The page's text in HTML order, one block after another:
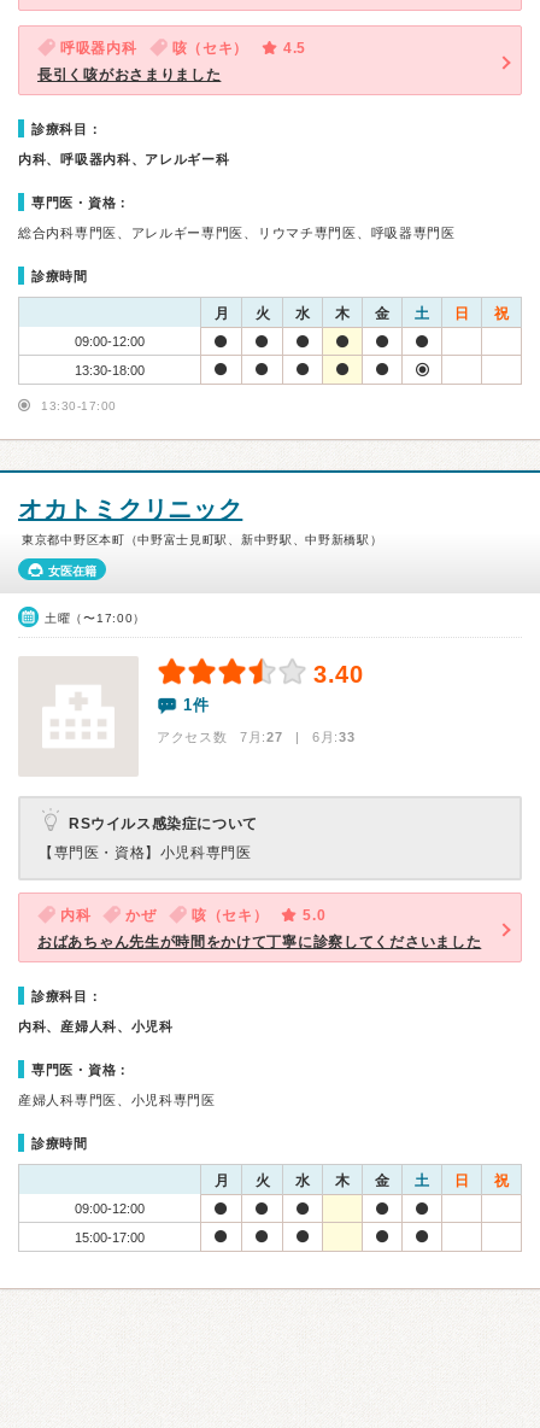
呼吸器内科 咳（セキ）
4.5
長引く咳がおさまりました
診療科目：
内科、呼吸器内科、アレルギー科
専門医・資格：
総合内科専門医、アレルギー専門医、リウマチ専門医、呼吸器専門医
診療時間
月 火 水 木 金 土 日 祝
09:00-12:00
13:30-18:00
13:30-17:00
オカトミクリニック
東京都中野区本町（中野富士見町駅、新中野駅、中野新橋駅）
女医在籍
土曜（〜17:00）
3.40
1件
アクセス数 7月:27 | 6月:33
RSウイルス感染症について
【専門医・資格】 小児科専門医
内科 かぜ 咳（セキ）
5.0
おばあちゃん先生が時間をかけて丁寧に診察してくださいました
診療科目：
内科、産婦人科、小児科
専門医・資格：
産婦人科専門医、小児科専門医
診療時間
月 火 水 木 金 土 日 祝
09:00-12:00
15:00-17:00